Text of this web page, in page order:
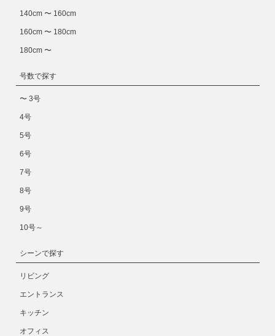
140cm 〜 160cm
160cm 〜 180cm
180cm 〜
号数で探す
〜 3号
4号
5号
6号
7号
8号
9号
10号～
シーンで探す
リビング
エントランス
キッチン
オフィス